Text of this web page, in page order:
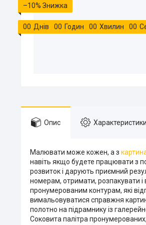
–10%
00 Днів 00 Годин 00 Хвилин 00
Опис Характеристики
Малювати може кожен, а з
навіть якщо будете працювати з
розвиток і дарують приємний
номерам, отримати, розпакувати
пронумерованим контурам, які
вимальовуватися справжня
полотно на підрамнику із
Соковита палітра